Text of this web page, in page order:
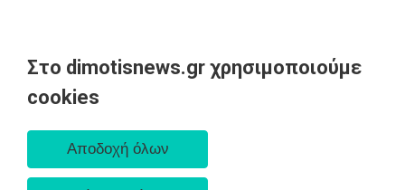
Στο dimotisnews.gr χρησιμοποιούμε
cookies
AΡΧΙΚΗ
ΕΙΔΗΣΕΙΣ
ΠΟΛΙΤΙΚΗ